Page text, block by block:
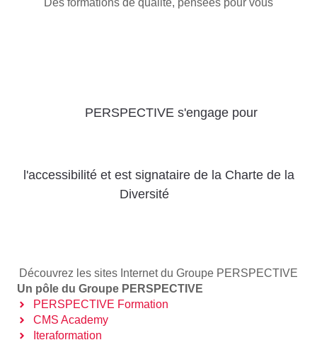
Diversité
Découvrez les sites Internet du Groupe PERSPECTIVE
Obligaformations
PERSPECTIVE Santé
Coaching / Orientation
Bilan de Compétences
PERSPECTIVE VAE